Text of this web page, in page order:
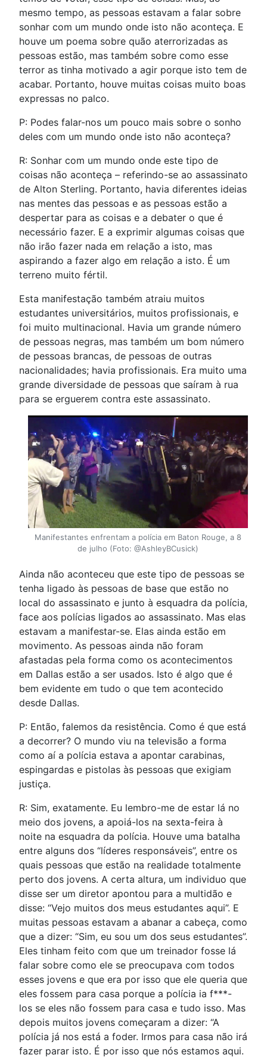
mesmo tempo, as pessoas estavam a falar sobre
sonhar com um mundo onde isto não aconteça. E
houve um poema sobre quão aterrorizadas as
pessoas estão, mas também sobre como esse
terror as tinha motivado a agir porque isto tem de
acabar. Portanto, houve muitas coisas muito boas
expressas no palco.
P: Podes falar-nos um pouco mais sobre o sonho
deles com um mundo onde isto não aconteça?
R: Sonhar com um mundo onde este tipo de
coisas não aconteça – referindo-se ao assassinato
de Alton Sterling. Portanto, havia diferentes ideias
nas mentes das pessoas e as pessoas estão a
despertar para as coisas e a debater o que é
necessário fazer. E a exprimir algumas coisas que
não irão fazer nada em relação a isto, mas
aspirando a fazer algo em relação a isto. É um
terreno muito fértil.
Esta manifestação também atraiu muitos
estudantes universitários, muitos profissionais, e
foi muito multinacional. Havia um grande número
de pessoas negras, mas também um bom número
de pessoas brancas, de pessoas de outras
nacionalidades; havia profissionais. Era muito uma
grande diversidade de pessoas que saíram à rua
para se erguerem contra este assassinato.
Manifestantes enfrentam a polícia em Baton Rouge, a 8
de julho (Foto: @AshleyBCusick)
Ainda não aconteceu que este tipo de pessoas se
tenha ligado às pessoas de base que estão no
local do assassinato e junto à esquadra da polícia,
face aos polícias ligados ao assassinato. Mas elas
estavam a manifestar-se. Elas ainda estão em
movimento. As pessoas ainda não foram
afastadas pela forma como os acontecimentos
em Dallas estão a ser usados. Isto é algo que é
bem evidente em tudo o que tem acontecido
desde Dallas.
P: Então, falemos da resistência. Como é que está
a decorrer? O mundo viu na televisão a forma
como aí a polícia estava a apontar carabinas,
espingardas e pistolas às pessoas que exigiam
justiça.
R: Sim, exatamente. Eu lembro-me de estar lá no
meio dos jovens, a apoiá-los na sexta-feira à
noite na esquadra da polícia. Houve uma batalha
entre alguns dos “líderes responsáveis”, entre os
quais pessoas que estão na realidade totalmente
perto dos jovens. A certa altura, um individuo que
disse ser um diretor apontou para a multidão e
disse: “Vejo muitos dos meus estudantes aqui”. E
muitas pessoas estavam a abanar a cabeça, como
que a dizer: “Sim, eu sou um dos seus estudantes”.
Eles tinham feito com que um treinador fosse lá
falar sobre como ele se preocupava com todos
esses jovens e que era por isso que ele queria que
eles fossem para casa porque a polícia ia f***-
los se eles não fossem para casa e tudo isso. Mas
depois muitos jovens começaram a dizer: “A
polícia já nos está a foder. Irmos para casa não irá
fazer parar isto. É por isso que nós estamos aqui.